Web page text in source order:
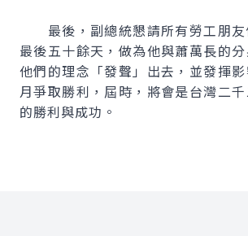
最後，副總統懇請所有勞工朋友
最後五十餘天，做為他與蕭萬長的
他們的理念「發聲」出去，並發揮
月爭取勝利，屆時，將會是台灣二
的勝利與成功。